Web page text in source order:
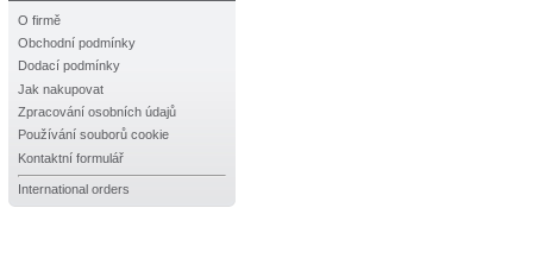
O firmě
Obchodní podmínky
Dodací podmínky
Jak nakupovat
Zpracování osobních údajů
Používání souborů cookie
Kontaktní formulář
International orders